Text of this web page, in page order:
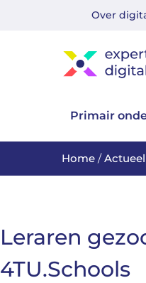
Over
Primair
Home /Actueel
Leraren
4TU.Schools